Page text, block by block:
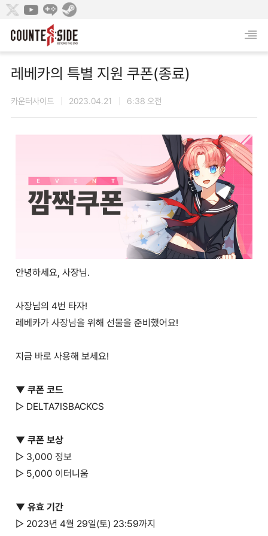
레베카의 특별 지원 쿠폰(종료)
카운터사이드 2023.04.21 6:38 오전
안녕하세요, 사장님.
사장님의 4번 타자!
레베카가 사장님을 위해 선물을 준비했어요!
지금 바로 사용해 보세요!
▼ 쿠폰 코드
▷ DELTA7ISBACKCS
▼ 쿠폰 보상
▷ 3,000 정보
▷ 5,000 이터니움
▼ 유효 기간
▷ 2023년 4월 29일(토) 23:59까지